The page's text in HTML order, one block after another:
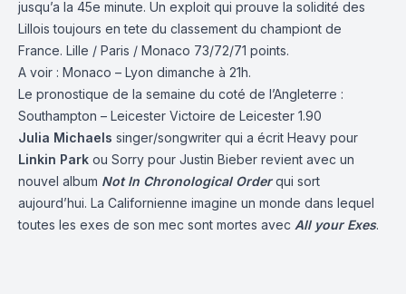
jusqu’a la 45e minute. Un exploit qui prouve la solidité des
Lillois toujours en tete du classement du championt de
France. Lille / Paris / Monaco 73/72/71 points.
A voir : Monaco – Lyon dimanche à 21h.
Le pronostique de la semaine du coté de l’Angleterre :
Southampton – Leicester Victoire de Leicester 1.90
Julia Michaels singer/songwriter qui a écrit Heavy pour
Linkin Park ou Sorry pour Justin Bieber revient avec un
nouvel album Not In Chronological Orderqui sort
aujourd’hui. La Californienne imagine un monde dans lequel
toutes les exes de son mec sont mortes avec All your Exes.